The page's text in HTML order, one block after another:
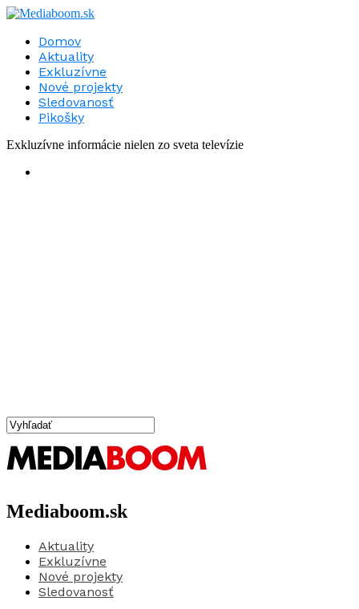
Domov
Aktuality
Exkluzívne
Nové projekty
Sledovanosť
Pikošky
Exkluzívne informácie nielen zo sveta televízie
Mediaboom.sk
Aktuality
Exkluzívne
Nové projekty
Sledovanosť